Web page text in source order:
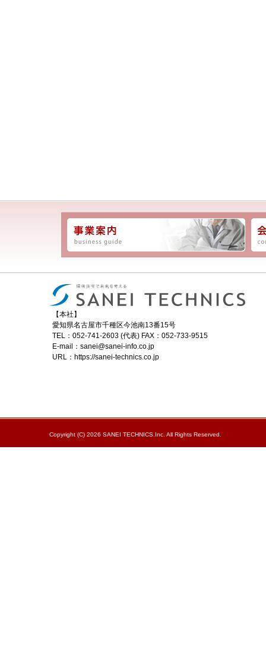
【本社】
愛知県名古屋市千種区今池南13番15号
TEL：052-741-2603 (代表) FAX：052-733-9515
E-mail：sanei@sanei-info.co.jp
URL：https://sanei-technics.co.jp
Copyright (C) 2026 SANEI TECHNICS.Inc. All Rights Reserved.